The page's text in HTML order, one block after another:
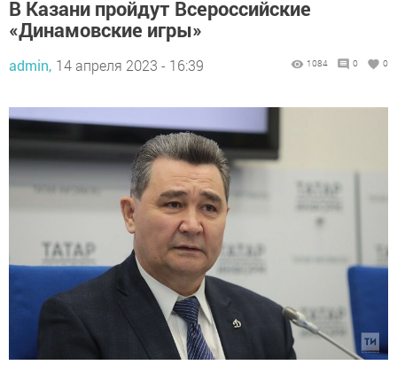
В Казани пройдут Всероссийские
«Динамовские игры»
admin, 14 апреля 2023 - 16:39 1084 0 0